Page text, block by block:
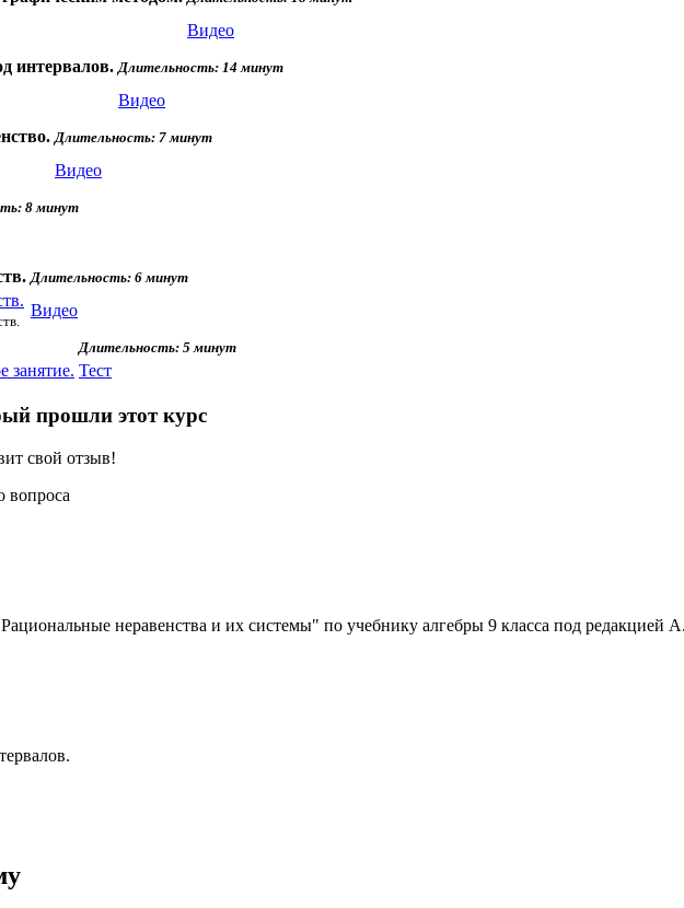
Видео
интервалов. Длительность: 14 минут
Видео
Длительность: 7 минут
Видео
8 минут
Длительность: 6 минут
Видео
Длительность: 5 минут
занятие. Тест
прошли этот курс
свой отзыв!
вопроса
неравенства и их системы" по учебнику алгебры 9 класса под редакцией